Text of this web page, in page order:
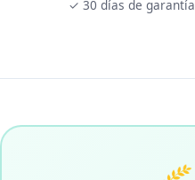
✓ 30 días de garantía